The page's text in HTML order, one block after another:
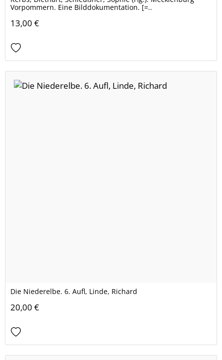
Vorpommern. Eine Bilddokumentation. [=..
13,00 €
Die Niederelbe. 6. Aufl, Linde, Richard
20,00 €